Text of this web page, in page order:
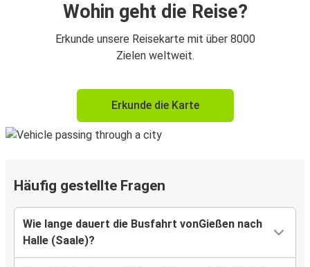
Wohin geht die Reise?
Erkunde unsere Reisekarte mit über 8000
Zielen weltweit.
Erkunde die Karte
Häufig gestellte Fragen
Wie lange dauert die Busfahrt vonGießen nach
Halle (Saale)?